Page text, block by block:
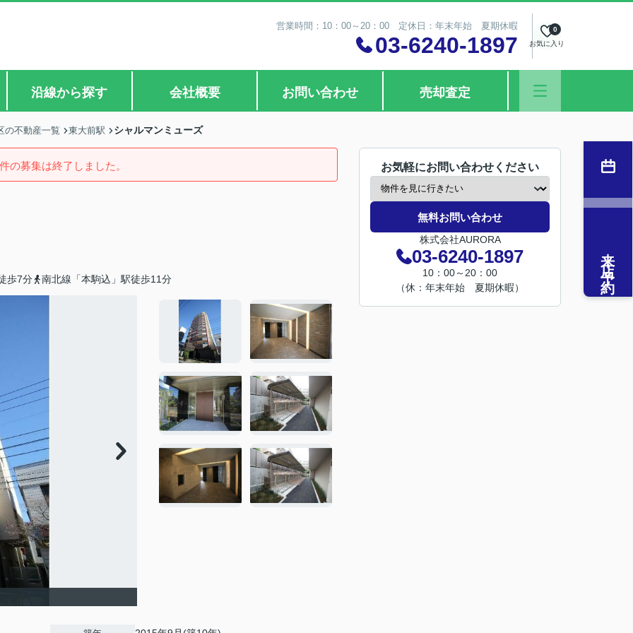
営業時間：10：00～20：00 定休日：年末年始 夏期休暇
03-6240-1897 お気に入り
0
沿線から探す 会社概要 お問い合わせ 売却査定
の不動産一覧 東大前駅 シャルマンミューズ
の募集は終了しました。
歩7分 南北線「本駒込」駅徒歩11分
お気軽にお問い合わせください
無料お問い合わせ
株式会社AURORA
03-6240-1897
10：00～20：00
（休：年末年始 夏期休暇）
来店予約